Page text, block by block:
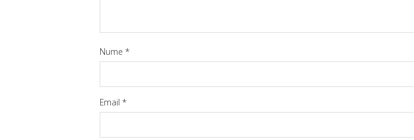
Nume *
Email *